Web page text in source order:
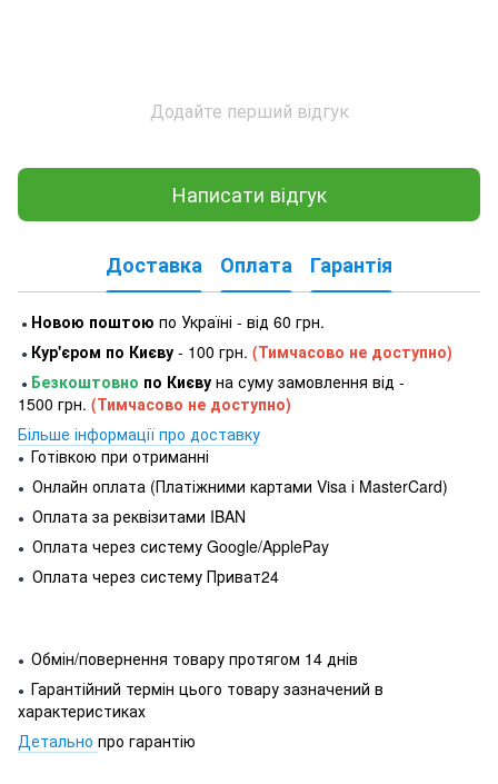
Додайте перший відгук
Написати відгук
Доставка Оплата Гарантія
● Новою поштою по Україні - від 60 грн.
● Кур'єром по Києву - 100 грн. (Тимчасово не доступно)
● Безкоштовно по Києву на суму замовлення від -
1500 грн. (Тимчасово не доступно)
Більше інформації про доставку
● Готівкою при отриманні
● Онлайн оплата (Платіжними картами Visa і MasterCard)
● Оплата за реквізитами IBAN
● Оплата через систему Google/ApplePay
● Оплата через систему Приват24
● Обмін/повернення товару протягом 14 днів
● Гарантійний термін цього товару зазначений в
характеристиках
Детально про гарантію